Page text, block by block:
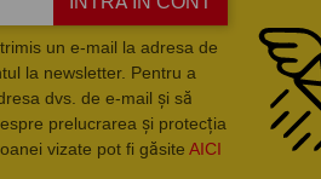
un e-mail la adresa de
la newsletter. Pentru a
dvs. de e-mail și să
prelucrarea și protecția
vizate pot fi găsite AICI